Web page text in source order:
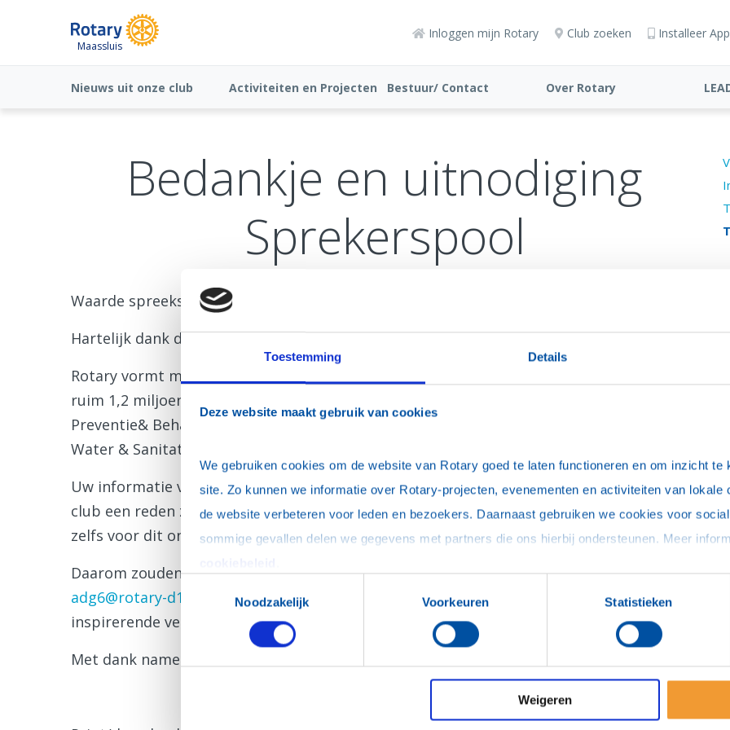
Toestemming Details
Deze website maakt gebruik van cookies
We gebruiken cookies om de website van Rotary goed te laten functioneren en om inzicht te
site. Zo kunnen we informatie over Rotary-projecten, evenementen en activiteiten van lokale
de website verbeteren voor leden en bezoekers. Daarnaast gebruiken we cookies voor
Toestemmingsselectie
Noodzakelijk
Voorkeuren Statistieken
Weigeren
Maassluis
Inloggen mijn Rotary Club zoeken Installeer App
Nieuws uit onze club Activiteiten en Projecten Bestuur/ Contact Over Rotary
Bedankje en uitnodiging
Sprekerspool
Waarde spreekster/spreker,
Hartelijk dank dat u vanavond onze club toegesproken heeft!
Rotary vormt met haar 35.000 clubs het grootste wereldomspannend NGO-netwerk van
ruim 1,2 miljoen mensen die zich inzetten voor Gezondheid, Vrede & Conflictbeheersing,
Preventie& Behandeling van ziektes, Leefmilieu, Economische & Sociale ontwikkeling,
Water & Sanitatie, Basisonderwijs & Alfabetisering, in de ruimste zin des woords.
Uw informatie van vanavond kan wellicht voor meer Rotaryleden dan alleen van deze
club een reden zijn zich meer in dit onderwerp te verdiepen (of zich in sommige gevallen
zelfs voor dit onderwerp te gaan inzetten middels Fundraising).
Daarom zouden wij het waarderen als u uw gegevens achterlaat in de volgende mailbox
adg6@rotary-d1600.nl
, zodat u in overleg nogmaals uitgenodigd kan worden dit
inspirerende verhaal opnieuw te houden op een andere clublocatie.
Met dank namens de gouverneur van Rotary District 1600.